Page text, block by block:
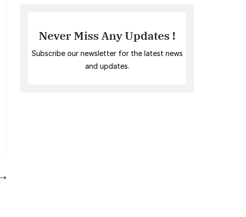
Never Miss Any Updates !
Subscribe our newsletter for the latest news
and updates.